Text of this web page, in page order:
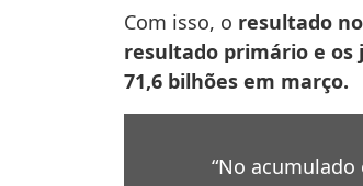
Com isso, o resultado
resultado primário e os
71,6 bilhões em março.
“No